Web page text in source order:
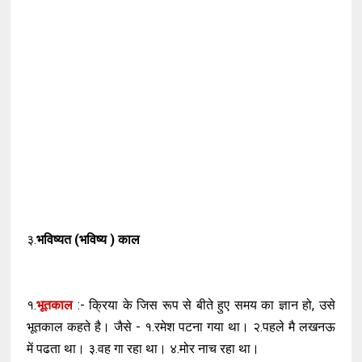
३.भविष्यत(भविष्य)काल
१.भूतकाल:- क्रिया के जिस रूप से बीते हुए समय का ज्ञान हो, उसे
भूतकाल कहते है। जैसे - १.रमेश पटना गया था। २.पहले मै लखनऊ
में पढता था। ३.वह गा रहा था। ४.मोर नाच रहा था।